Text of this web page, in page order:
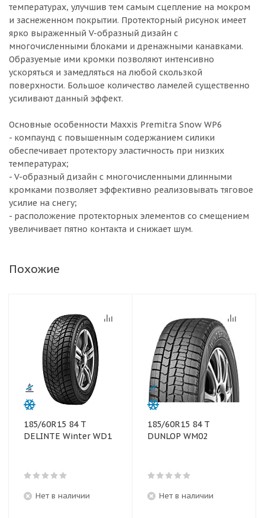
температурах, улучшив тем самым сцепление на мокром
и заснеженном покрытии. Протекторный рисунок имеет
ярко выраженный V-образный дизайн с
многочисленными блоками и дренажными канавками.
Образуемые ими кромки позволяют интенсивно
ускоряться и замедляться на любой скользкой
поверхности. Большое количество ламелей существенно
усиливают данный эффект.
Основные особенности Maxxis Premitra Snow WP6
- компаунд с повышенным содержанием силики
обеспечивает протектору эластичность при низких
температурах;
- V-образный дизайн с многочисленными длинными
кромками позволяет эффективно реализовывать тяговое
усилие на снегу;
- расположение протекторных элементов со смещением
увеличивает пятно контакта и снижает шум.
Похожие
185/60R15 84 T
DELINTE Winter WD1
Нет в наличии
185/60R15 84 T
DUNLOP WM02
Нет в наличии